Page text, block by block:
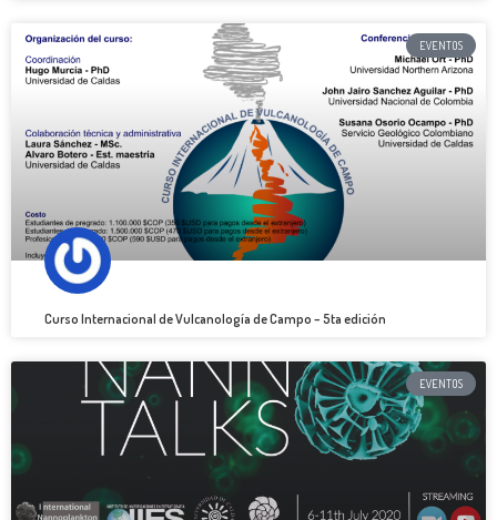
EVENTOS
Curso Internacional de Vulcanología de Campo – 5ta edición
EVENTOS